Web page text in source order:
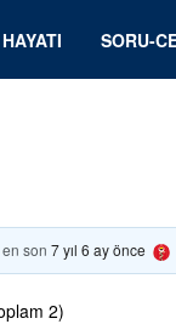
SORU-
son 7 yıl 6 ay önce
2)